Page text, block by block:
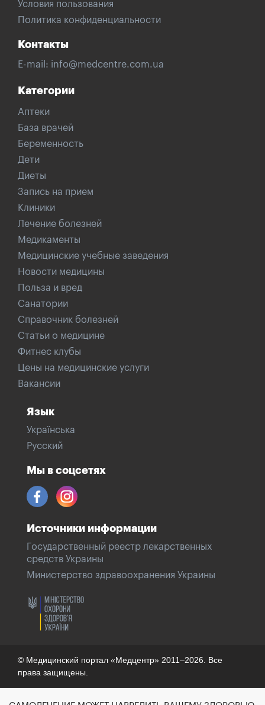
Условия пользования
Политика конфиденциальности
Контакты
E-mail: info@medcentre.com.ua
Категории
Аптеки
База врачей
Беременность
Дети
Диеты
Запись на прием
Клиники
Лечение болезней
Медикаменты
Медицинские учебные заведения
Новости медицины
Польза и вред
Санатории
Справочник болезней
Статьи о медицине
Фитнес клубы
Цены на медицинские услуги
Вакансии
Язык
Українська
Русский
Мы в соцсетях
Источники информации
Государственный реестр лекарственных
средств Украины
Министерство здравоохранения Украины
© Медицинский портал «Медцентр» 2011–2026. Все
права защищены.